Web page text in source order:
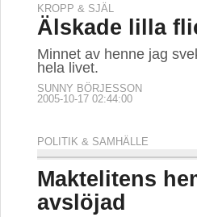
KROPP & SJÄL
Älskade lilla
Minnet av henne jag
hela livet.
SUNNY BÖRJESSON
2005-10-17 02:44:00
POLITIK & SAMHÄLLE
Maktelitens
avslöjad